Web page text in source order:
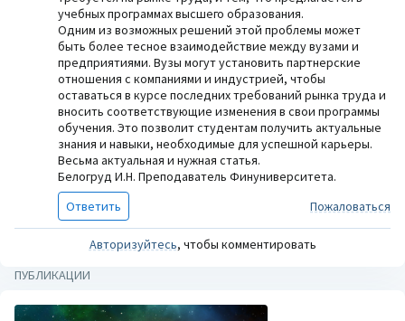
учебных программах высшего образования.
Одним из возможных решений этой проблемы может
быть более тесное взаимодействие между вузами и
предприятиями. Вузы могут установить партнерские
отношения с компаниями и индустрией, чтобы
оставаться в курсе последних требований рынка труда и
вносить соответствующие изменения в свои программы
обучения. Это позволит студентам получить актуальные
знания и навыки, необходимые для успешной карьеры.
Весьма актуальная и нужная статья.
Белогруд И.Н. Преподаватель Финуниверситета.
Ответить
Пожаловаться
Авторизуйтесь, чтобы комментировать
ПУБЛИКАЦИИ